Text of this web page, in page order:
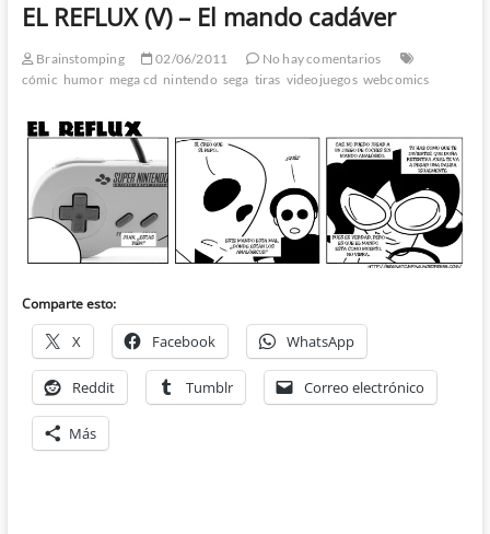
EL REFLUX (V) – El mando cadáver
Brainstomping 02/06/2011
No hay comentarios
cómic humor mega cd nintendo sega tiras videojuegos webcomics
Comparte esto:
X Facebook WhatsApp
Reddit Tumblr Correo electrónico
Más